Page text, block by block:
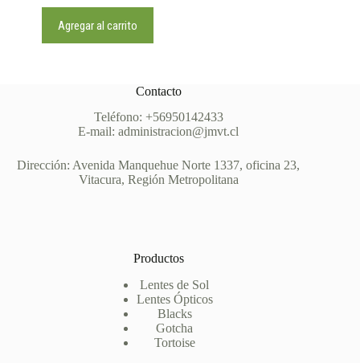
Agregar al carrito
Contacto
Teléfono: +56950142433
E-mail: administracion@jmvt.cl
Dirección: Avenida Manquehue Norte 1337, oficina 23,
Vitacura, Región Metropolitana
Productos
Lentes de Sol
Lentes Ópticos
Blacks
Gotcha
Tortoise